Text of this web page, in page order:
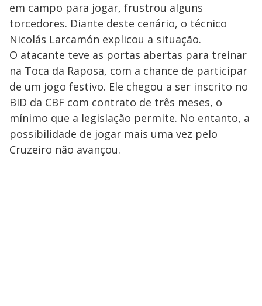
em campo para jogar, frustrou alguns
torcedores. Diante deste cenário, o técnico
Nicolás Larcamón explicou a situação.
O atacante teve as portas abertas para treinar
na Toca da Raposa, com a chance de participar
de um jogo festivo. Ele chegou a ser inscrito no
BID da CBF com contrato de três meses, o
mínimo que a legislação permite. No entanto, a
possibilidade de jogar mais uma vez pelo
Cruzeiro não avançou.